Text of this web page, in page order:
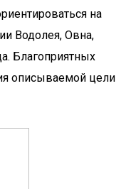
на
Водолея, Овна,
Благоприятных
описываемой цели